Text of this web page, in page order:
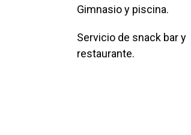
Gimnasio y piscina.
Servicio de snack bar y
restaurante.